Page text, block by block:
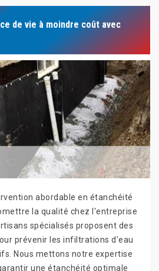
de vie à moindre coût avec
abordable en étanchéité
la qualité chez l'entreprise
spécialisés proposent des
prévenir les infiltrations d'eau
Nous mettons notre expertise
une étanchéité optimale